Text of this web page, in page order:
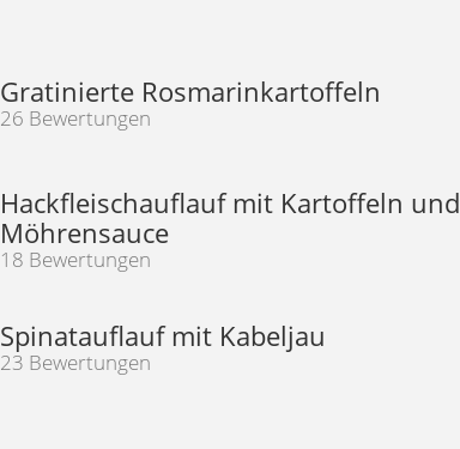
Gratinierte Rosmarinkartoffeln
26 Bewertungen
Hackfleischauflauf mit Kartoffeln und
Möhrensauce
18 Bewertungen
Spinatauflauf mit Kabeljau
23 Bewertungen